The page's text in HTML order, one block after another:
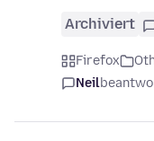
Archiviert
Firefox
Neil